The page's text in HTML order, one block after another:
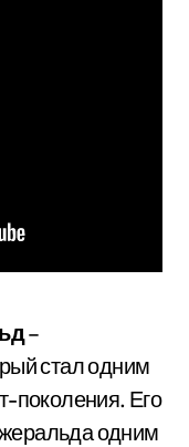
–
стал одним
поколения. Его
одним